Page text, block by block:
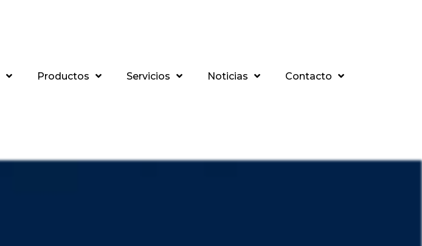
Productos Servicios Noticias Contacto